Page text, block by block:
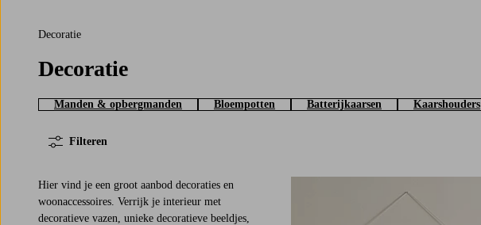
Decoratie
Decoratie
Manden & opbergmanden Bloempotten Batterijkaarsen Kaarshouders
Filteren
Hier vind je een groot aanbod decoraties en
woonaccessoires. Verrijk je interieur met
decoratieve vazen, unieke decoratieve beeldjes,